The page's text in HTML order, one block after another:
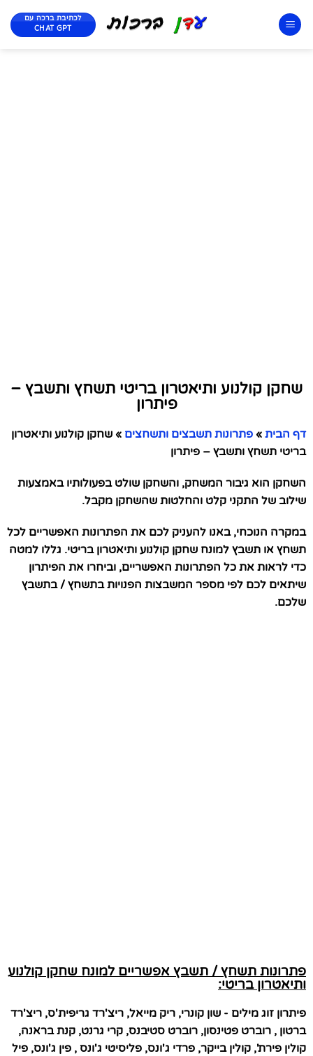
לכתיבת ברכה עם
CHAT GPT
שחקן קולנוע ותיאטרון בריטי תשחץ ותשבץ –
פיתרון
דף הבית » פתרונות תשבצים ותשחצים » שחקן קולנוע ותיאטרון
בריטי תשחץ ותשבץ – פיתרון
השחקן הוא גיבור המשחק, והשחקן שולט בפעולותיו באמצעות
שילוב של התקני קלט והחלטות שהשחקן מקבל.
במקרה הנוכחי, באנו להעניק לכם את הפתרונות האפשריים לכל
תשחץ או תשבץ למונח שחקן קולנוע ותיאטרון בריטי. גללו למטה
כדי לראות את כל הפתרונות האפשריים, וביחרו את הפיתרון
שיתאים לכם לפי מספר המשבצות הפנויות בתשחץ / בתשבץ
שלכם.
פתרונות תשחץ / תשבץ אפשריים למונח שחקן קולנוע
ותיאטרון בריטי:
פיתרון זוג מילים - שון קונרי, ריק מייאל, ריצ'רד גריפית'ס, ריצ'רד
ברטון , רוברט פטינסון, רוברט סטיבנס, קרי גרנט, קנת בראנה,
קולין פירת', קולין בייקר, פרדי ג'ונס, פליסיטי ג'ונס , פין ג'ונס, פיל